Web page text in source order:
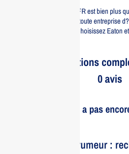
En r?sum?, l’Eaton 3P 550 FR est bien plus
partenaire strat?gique pour toute entreprise
rations face aux impr?vus. Choisissez Eaton
Informations
0 avis
Il n’y a pas
Le bruit et la rumeur :